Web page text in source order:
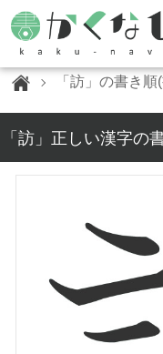
「訪」の書き
「訪」正しい漢字の